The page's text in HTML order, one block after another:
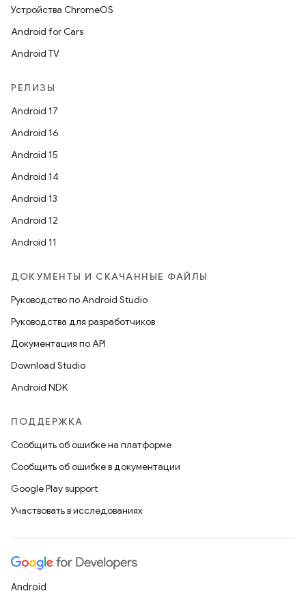
Устройства ChromeOS
Android for Cars
Android TV
РЕЛИЗЫ
Android 17
Android 16
Android 15
Android 14
Android 13
Android 12
Android 11
ДОКУМЕНТЫ И СКАЧАННЫЕ ФАЙЛЫ
Руководство по Android Studio
Руководства для разработчиков
Документация по API
Download Studio
Android NDK
ПОДДЕРЖКА
Сообщить об ошибке на платформе
Сообщить об ошибке в документации
Google Play support
Участвовать в исследованиях
Android